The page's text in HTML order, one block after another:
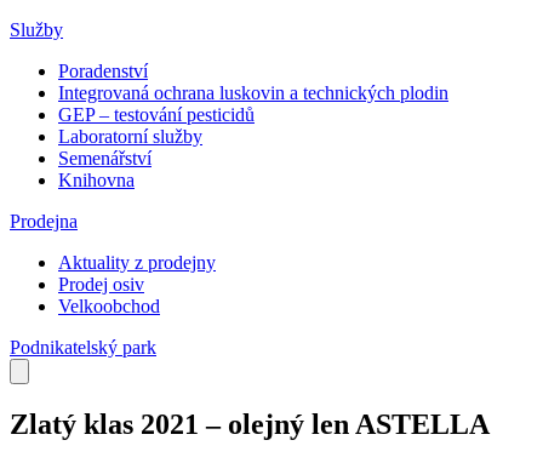
Služby
Poradenství
Integrovaná ochrana luskovin a technických plodin
GEP – testování pesticidů
Laboratorní služby
Semenářství
Knihovna
Prodejna
Aktuality z prodejny
Prodej osiv
Velkoobchod
Podnikatelský park
Zlatý klas 2021 – olejný len ASTELLA